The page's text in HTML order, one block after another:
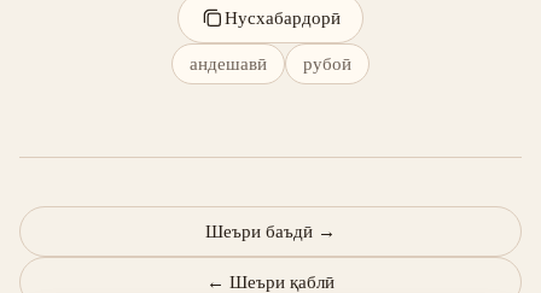
Нусхабардорӣ
андешавӣ рубоӣ
← Шеъри қаблӣ
Шеъри баъдӣ →